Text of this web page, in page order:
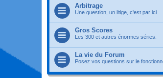
Arbitrage
Une question, un litige, c'est par ici
Gros Scores
Les 300 et autres énormes séries.
La vie du Forum
Posez vos questions sur le